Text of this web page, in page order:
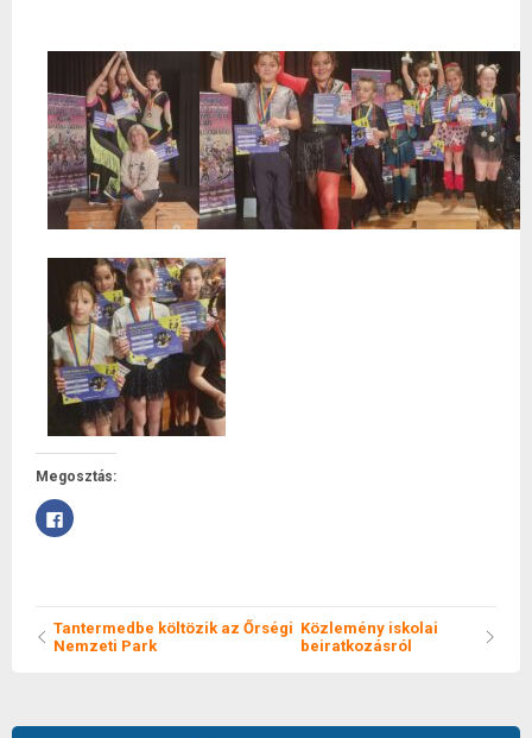
Megosztás:
Facebookon
való
ablakban
nyílik
meg)
Tantermedbe költözik az Őrségi
Nemzeti Park
Közlemény iskolai
beiratkozásról